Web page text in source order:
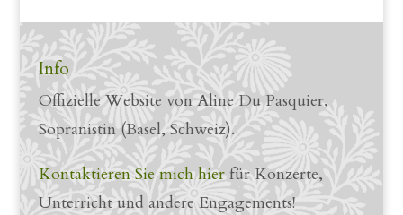
Info
Offizielle Website von Aline Du Pasquier,
Sopranistin (Basel, Schweiz).
Kontaktieren Sie mich hierfür Konzerte,
Unterricht und andere Engagements!